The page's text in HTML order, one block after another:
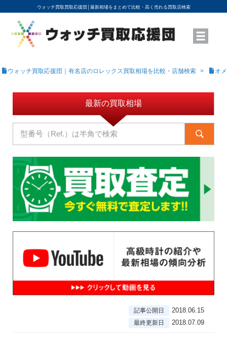
ウォッチ買取買取応援団│ 最新相場をまとめて比較・高く売れる買取店検索
YouTubeで動画を公開中
ROLEXモデル名から買取相場を調べる
高級時計ブランド名から買取相場を調べる
地域から買取店を探す
店舗名から買取店を探す
ブランド時計を高く売る方法
買取査定を依頼する
ウォッチ買取応援団｜有名店のロレックス買取相場を比較・店舗検索 オ
最新の買取相場
記事公開日 2018.06.15
最終更新日 2018.07.09